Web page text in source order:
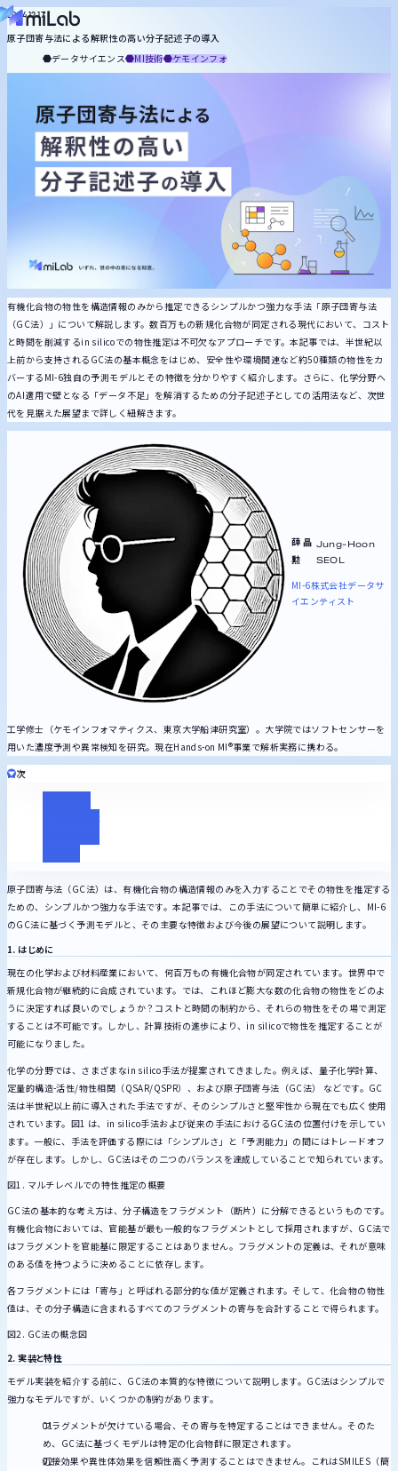
2024.12.17
原子団寄与法による解釈性の高い分子記述子の導入
データサイエンス
MI技術 ケモインフォ
有機化合物の物性を構造情報のみから推定できるシンプルかつ強力な手法「原子団寄与法
（GC法）」について解説します。数百万もの新規化合物が同定される現代において、コスト
と時間を削減するin silicoでの物性推定は不可欠なアプローチです。本記事では、半世紀以
上前から支持されるGC法の基本概念をはじめ、安全性や環境関連など約50種類の物性をカ
バーするMI-6独自の予測モデルとその特徴を分かりやすく紹介します。さらに、化学分野へ
のAI適用で壁となる「データ不足」を解消するための分子記述子としての活用法など、次世
代を見据えた展望まで詳しく紐解きます。
薛 晶
勲
Jung-Hoon
SEOL
MI-6株式会社データサ
イエンティスト
工学修士（ケモインフォマティクス、東京大学船津研究室）。大学院ではソフトセンサーを
用いた濃度予測や異常検知を研究。現在Hands-on MI®︎事業で解析実務に携わる。
目次
原子団寄与法（GC法）は、有機化合物の構造情報のみを入力することでその物性を推定する
ための、シンプルかつ強力な手法です。本記事では、この手法について簡単に紹介し、MI-6
のGC法に基づく予測モデルと、その主要な特徴および今後の展望について説明します。
1. はじめに
現在の化学および材料産業において、何百万もの有機化合物が同定されています。世界中で
新規化合物が継続的に合成されています。では、これほど膨大な数の化合物の物性をどのよ
うに決定すれば良いのでしょうか？コストと時間の制約から、それらの物性をその場で測定
することは不可能です。しかし、計算技術の進歩により、in silicoで物性を推定することが
可能になりました。
化学の分野では、さまざまなin silico手法が提案されてきました。例えば、量子化学計算、
定量的構造-活性/物性相関（QSAR/QSPR）、および原子団寄与法（GC法） などです。GC
法は半世紀以上前に導入された手法ですが、そのシンプルさと堅牢性から現在でも広く使用
されています。図1 は、in silico手法および従来の手法におけるGC法の位置付けを示してい
ます。一般に、手法を評価する際には「シンプルさ」と「予測能力」の間にはトレードオフ
が存在します。しかし、GC法はその二つのバランスを達成していることで知られています。
図1. マルチレベルでの特性推定の概要
GC法の基本的な考え方は、分子構造をフラグメント（断片）に分解できるというものです。
有機化合物においては、官能基が最も一般的なフラグメントとして採用されますが、GC法で
はフラグメントを官能基に限定することはありません。フラグメントの定義は、それが意味
のある値を持つように決めることに依存します。
各フラグメントには「寄与」と呼ばれる部分的な値が定義されます。そして、化合物の物性
値は、その分子構造に含まれるすべてのフラグメントの寄与を合計することで得られます。
図2. GC法の概念図
2. 実装と特性
モデル実装を紹介する前に、GC法の本質的な特徴について説明します。GC法はシンプルで
強力なモデルですが、いくつかの制約があります。
フラグメントが欠けている場合、その寄与を特定することはできません。そのた
め、GC法に基づくモデルは特定の化合物群に限定されます。
近接効果や異性体効果を信頼性高く予測することはできません。これはSMILES（簡
役割から探す
統計・機械学習 MI技術 生成AI ケモインフォ
キーワードから探す
miLabについて
記事一覧
お問い合わせ